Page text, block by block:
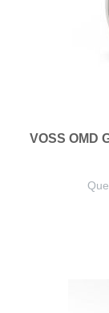
VOSS OMD